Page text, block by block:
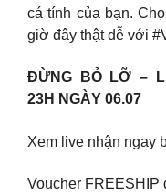
cá tính của bạn.
giờ đây thật dễ với
ĐỪNG BỎ LỠ –
23H NGÀY 06.07
Xem live nhận ngay
Voucher FREESHIP